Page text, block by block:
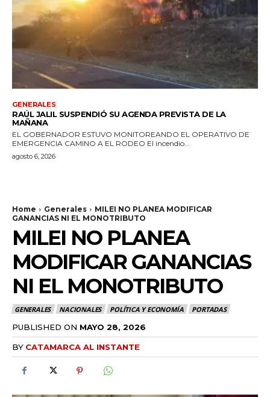
GENERALES
RAÚL JALIL SUSPENDIÓ SU AGENDA PREVISTA DE LA
MAÑANA
EL GOBERNADOR ESTUVO MONITOREANDO EL OPERATIVO DE
EMERGENCIA CAMINO A EL RODEO El incendio...
agosto 6, 2026